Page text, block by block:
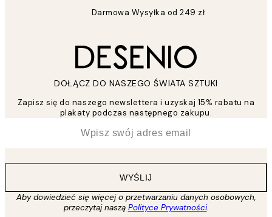
Darmowa Wysyłka od 249 zł
DOŁĄCZ DO NASZEGO ŚWIATA SZTUKI
Zapisz się do naszego newslettera i uzyskaj 15% rabatu na
plakaty podczas następnego zakupu.
WYŚLIJ
Aby dowiedzieć się więcej o przetwarzaniu danych osobowych,
przeczytaj naszą Polityce Prywatności.